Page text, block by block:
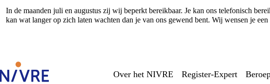
In de maanden juli en augustus zij wij beperkt bereikbaar. Je kan ons telefonisch
kan wat langer op zich laten wachten dan je van ons gewend bent. Wij wensen je
Over het NIVRE Register-Expert